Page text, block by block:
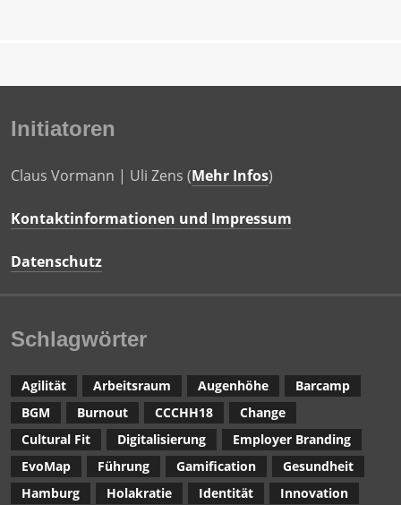
Initiatoren
Claus Vormann | Uli Zens (Mehr Infos)
Kontaktinformationen und Impressum
Datenschutz
Schlagwörter
Agilität Arbeitsraum Augenhöhe
Barcamp
BGM
Burnout CCCHH18
Change
Cultural Fit
Digitalisierung
Employer Branding
EvoMap
Führung Gamification
Gesundheit
Hamburg
Holakratie Identität Innovation